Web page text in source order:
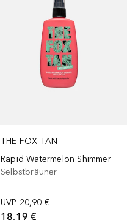
THE FOX TAN
Rapid Watermelon Shimmer
Selbstbräuner
UVP 20,90 €
18,19 €